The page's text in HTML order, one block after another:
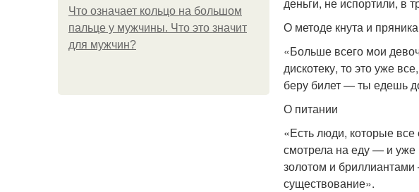
Что означает кольцо на большом
пальце у мужчины. Что это значит
для мужчин?
О методе кнута и пряника
«Больше всего мои
дискотеку, то это уже
беру билет — ты едешь
О питании
«Есть люди, которые
смотрела на еду — и уже
золотом и бриллиантами
существование».